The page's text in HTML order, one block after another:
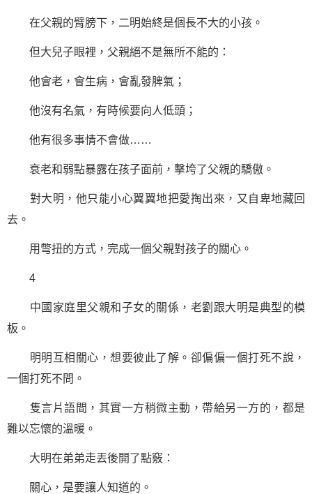
在父親的臂膀下，二明始終是個長不大的小孩。
但大兒子眼裡，父親絕不是無所不能的：
他會老，會生病，會亂發脾氣；
他沒有名氣，有時候要向人低頭；
他有很多事情不會做……
衰老和弱點暴露在孩子面前，擊垮了父親的驕傲。
對大明，他只能小心翼翼地把愛掏出來，又自卑地藏回
去。
用彆扭的方式，完成一個父親對孩子的關心。
4
中國家庭里父親和子女的關係，老劉跟大明是典型的模
板。
明明互相關心，想要彼此了解。卻偏偏一個打死不說，
一個打死不問。
隻言片語間，其實一方稍微主動，帶給另一方的，都是
難以忘懷的溫暖。
大明在弟弟走丟後開了點竅：
關心，是要讓人知道的。